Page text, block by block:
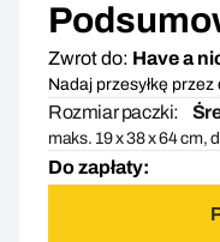
Zwrot do: Have a
Nadaj przesyłkę
Rozmiar paczki:
maks. 19 x 38 x 64 cm,
Do zapłaty: